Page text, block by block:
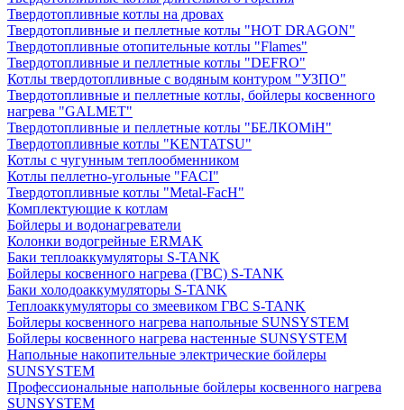
Твердотопливные котлы на дровах
Твердотопливные и пеллетные котлы "HOT DRAGON"
Твердотопливные отопительные котлы "Flames"
Твердотопливные и пеллетные котлы "DEFRO"
Котлы твердотопливные с водяным контуром "УЗПО"
Твердотопливные и пеллетные котлы, бойлеры косвенного
нагрева "GALMET"
Твердотопливные и пеллетные котлы "БЕЛКОМiН"
Твердотопливные котлы "KENTATSU"
Котлы с чугунным теплообменником
Котлы пеллетно-угольные "FACI"
Твердотопливные котлы "Metal-FacH"
Комплектующие к котлам
Бойлеры и водонагреватели
Колонки водогрейные ERMAK
Баки теплоаккумуляторы S-TANK
Бойлеры косвенного нагрева (ГВС) S-TANK
Баки холодоаккумуляторы S-TANK
Теплоаккумуляторы со змеевиком ГВС S-TANK
Бойлеры косвенного нагрева напольные SUNSYSTEM
Бойлеры косвенного нагрева настенные SUNSYSTEM
Напольные накопительные электрические бойлеры
SUNSYSTEM
Профессиональные напольные бойлеры косвенного нагрева
SUNSYSTEM